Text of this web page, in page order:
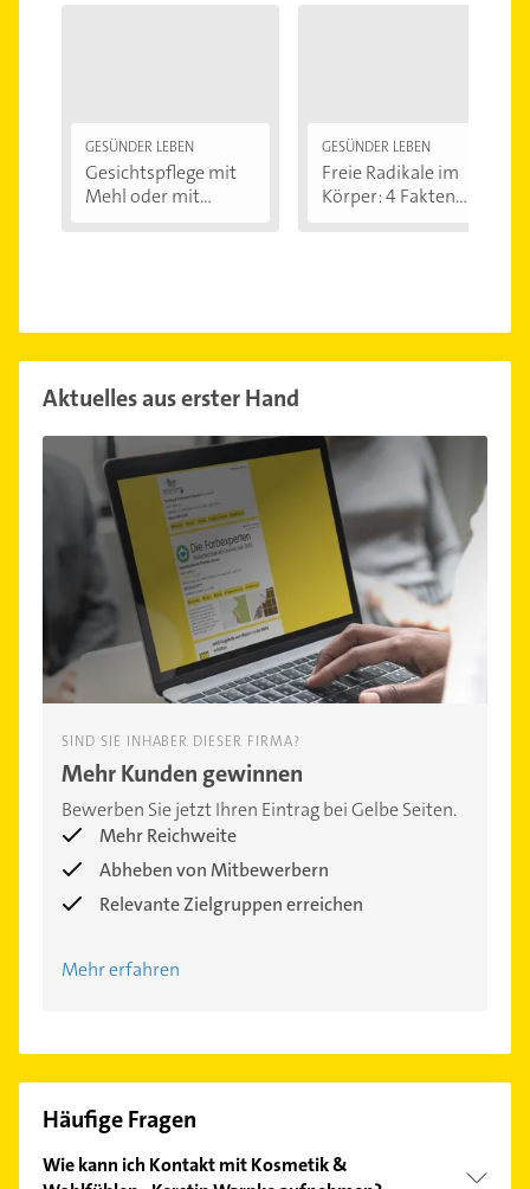
GESÜNDER LEBEN
Gesichtspflege mit
Mehl oder mit...
GESÜNDER LEBEN
Freie Radikale im
Körper: 4 Fakten...
Aktuelles aus erster Hand
SIND SIE INHABER DIESER FIRMA?
Mehr Kunden gewinnen
Bewerben Sie jetzt Ihren Eintrag bei Gelbe Seiten.
Mehr Reichweite
Abheben von Mitbewerbern
Relevante Zielgruppen erreichen
Mehr erfahren
Häufige Fragen
Wie kann ich Kontakt mit Kosmetik &